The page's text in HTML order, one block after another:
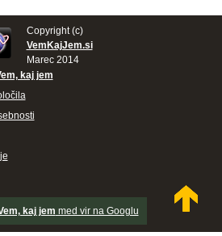
Copyright (c)
VemKajJem.si
Marec 2014
kaj jem
kaj jem med vir na Googlu